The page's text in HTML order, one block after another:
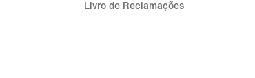
Livro de Reclamações